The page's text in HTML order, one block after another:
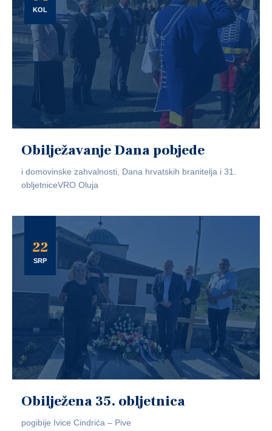
KOL
Obilježavanje Dana pobjede
i domovinske zahvalnosti, Dana hrvatskih branitelja i 31.
obljetniceVRO Oluja
22
SRP
Obilježena 35. obljetnica
pogibije Ivice Cindrića – Pive